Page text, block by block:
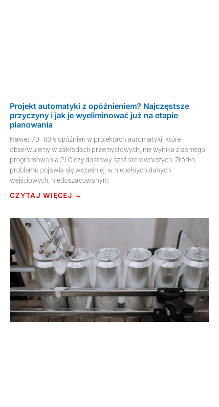
Projekt automatyki z opóźnieniem? Najczęstsze
przyczyny i jak je wyeliminować już na etapie
planowania
Nawet 70–80% opóźnień w projektach automatyki, które
obserwujemy w zakładach przemysłowych, nie wynika z samego
programowania PLC czy dostawy szaf sterowniczych. Źródło
problemu pojawia się wcześniej: w niepełnych danych
wejściowych, niedoszacowanym
CZYTAJ WIĘCEJ →